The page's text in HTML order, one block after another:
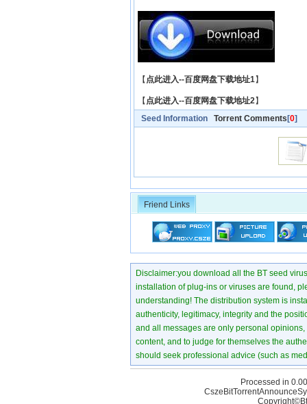
【 点此进入--百度网盘下载地址1】
【 点此进入--百度网盘下载地址2】
Seed Information Torrent Comments [0]
Friend Links
Disclaimer:you download all the BT seed
installation of plug-ins or viruses are found,
understanding! The distribution system is
authenticity, legitimacy, integrity and the
and all messages are only personal
content, and to judge for themselves the
should seek professional advice (such as
Processed in